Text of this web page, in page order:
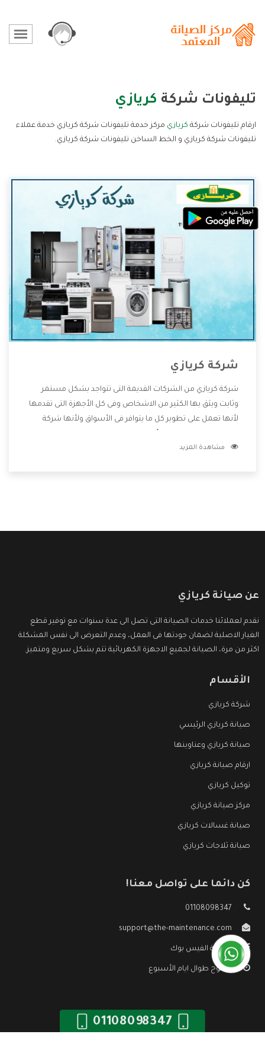
تليفونات شركة كريازي
ارقام تليفونات شركة كريازي مركز خدمة تليفونات شركة كريازي خدمة عملاء
تليفونات شركة كريازي و الخط الساخن تليفونات شركة كريازي.
شركة كريازي
شركة كريازي من الشركات القديمة التى تتواجد بشكل مستمر
وثابت ويثق بها الكثير من الاشخاص وفى كل الأجهزة التى تقدمها
لأنها تعمل على تطوير كل ما يتوافر فى الأسواق ولأنها شركة
وتقدم للعملاء أقوى العروض والخصومات التى تسهل على
مشاهدة المزيد
عن صيانة كريازي
نقدم لعملائنا خدمات الصيانة التى تصل الى عدة سنوات مع توفير قطع
الغيار الاصلية لضمان جودتها فى العمل، وعدم التعرض الى نفس المشكلة
اكثر من مرة، الصيانة لجميع الاجهزة الكهربائية تتم بشكل سريع ومتميز.
الأقسام
شركة كريازي
صيانة كريازي الرئيسي
صيانة كريازي وعناوينها
ارقام صيانة كريازي
توكيل كريازي
مركز صيانة كريازي
صيانة غسالات كريازي
صيانة ثلاجات كريازي
كن دائما على تواصل معنا!
01108098347
support@the-maintenance.com
صفحة الفيس بوك
مفتوح طوال ايام الأسبوع
01108098347